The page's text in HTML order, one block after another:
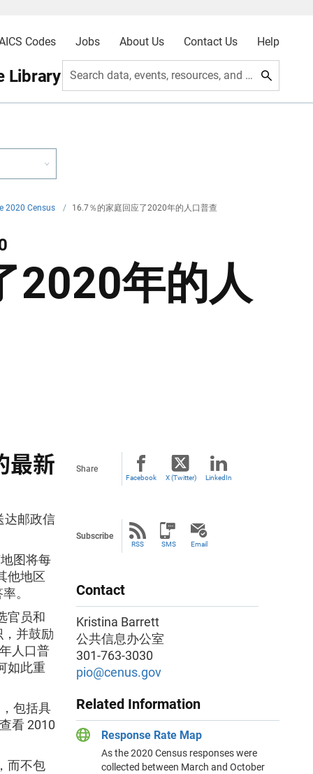
Codes Jobs About Us Contact Us Help
Library Search data, events, resources, and more
2020 Census / 16.7％的家庭回应了2020年的人口普查
2020年的人
最新
达邮政信
图将每
他地区
。
官员和
并鼓励
人口普
如此重
包括具
看 2010
而不包
Share
Facebook X (Twitter) LinkedIn
Subscribe
RSS SMS Email
Contact
Kristina Barrett
公共信息办公室
301-763-3030
pio@cenus.gov
Related Information
Response Rate Map
As the 2020 Census responses were
collected between March and October